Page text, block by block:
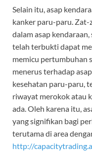
Selain itu, asap
kanker paru-paru.
dalam asap
telah terbukti dapat
memicu pertumbuhan
menerus terhadap
kesehatan paru-paru,
riwayat merokok atau
ada. Oleh karena itu,
yang signifikan bagi
terutama di area
http://